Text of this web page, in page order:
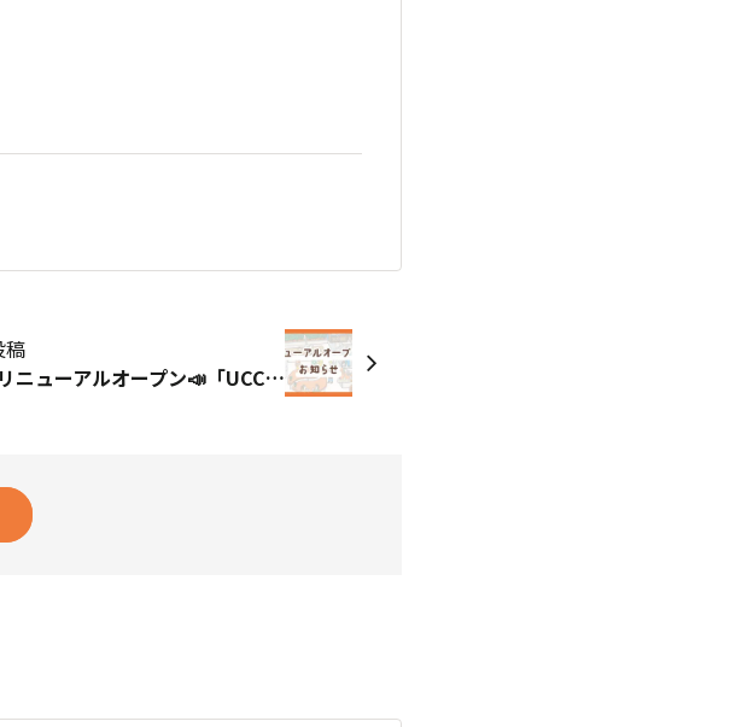
稿
📣7/1リニューアルオープン📣「UCCコーヒー●●●」が帰ってくる🏫